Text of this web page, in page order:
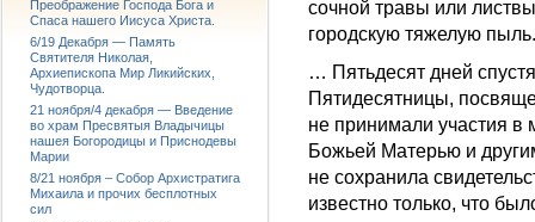
сочной травы или
городскую тяжелую пыль.
… Пятьдесят дней
Пятидесятницы,
не принимали участия в
Божьей Матерью и
не сохранила
известно только, что
Преображение Господа Бога и
Спаса нашего Иисуса Христа.
6/19 Декабря — Память
Святителя Николая,
Архиепископа Мир Ликийских,
Чудотворца.
21 ноября/4 декабря — Введение
во храм Пресвятыя Владычицы
нашея Богородицы и Приснодевы
Марии
8/21 ноября – Собор Архистратига
Михаила и прочих бесплотных
сил